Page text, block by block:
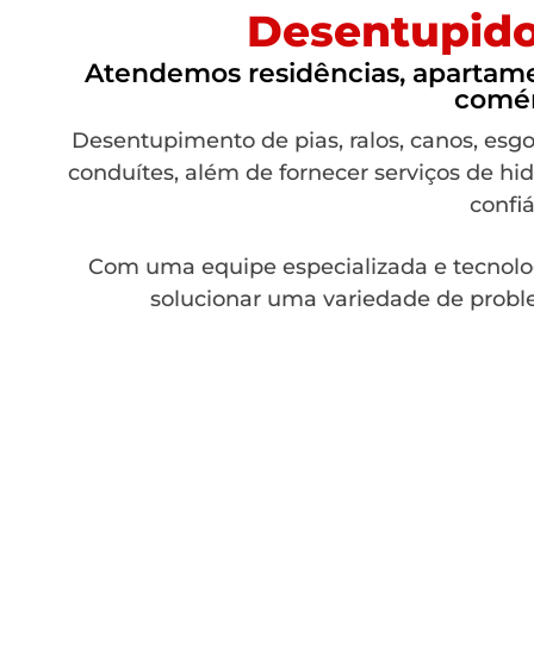
Atendemos residências,
Desentupimento de pias, ralos, canos,
conduítes, além de fornecer serviços de
Com uma equipe especializada e
solucionar uma variedade de